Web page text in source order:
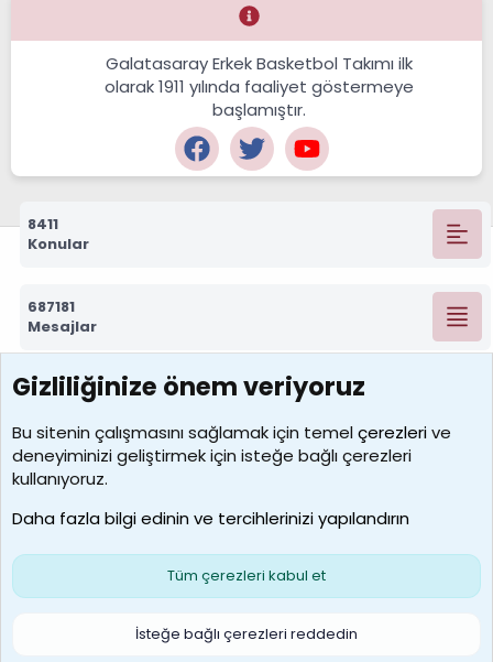
Galatasaray Erkek Basketbol Takımı ilk
olarak 1911 yılında faaliyet göstermeye
başlamıştır.
8411
Konular
687181
Mesajlar
7388
Kullanıcılar
borabekirogluu
Son üye
Çerezler
S
Gizliliğinize önem veriyoruz
Bu sitenin çalışmasını sağlamak için temelçerezlerive
deneyiminizi geliştirmek için isteğe bağlı çerezleri
kullanıyoruz.
Daha fazla bilgi edinin ve tercihlerinizi yapılandırın
Tüm çerezleri kabul et
İsteğe bağlı çerezleri reddedin